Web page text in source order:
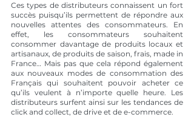
Ces types de distributeurs connaissent un fort
succès puisqu’ils permettent de répondre aux
nouvelles attentes des consommateurs. En
effet, les consommateurs souhaitent
consommer davantage de produits locaux et
artisanaux, de produits de saison, frais, made in
France… Mais pas que cela répond également
aux nouveaux modes de consommation des
Français qui souhaitent pouvoir acheter ce
qu’ils veulent à n’importe quelle heure. Les
distributeurs surfent ainsi sur les tendances de
click and collect, de drive et de e-commerce.